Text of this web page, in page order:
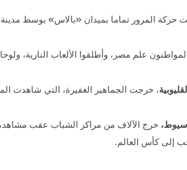
حركة المرور تماما بميدان «بالاس» بوسط مدينة
علم مصر، وأطلقوا الألعاب النارية،
، خرجت الجماهير الغفيرة، التي شاهدت
خرج الآلاف من مراكز الشباب عقب مشاهدة
إلى كأس العالم.